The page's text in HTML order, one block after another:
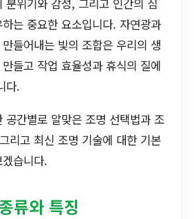
는 중요한 요소입니다. 자연광과
들어내는 빛의 조합은 우리의 생
들고 작업 효율성과 휴식의 질에
다.
공간별로 알맞은 조명 선택법과 조
리고 최신 조명 기술에 대한 기본
습니다.
류와 특징